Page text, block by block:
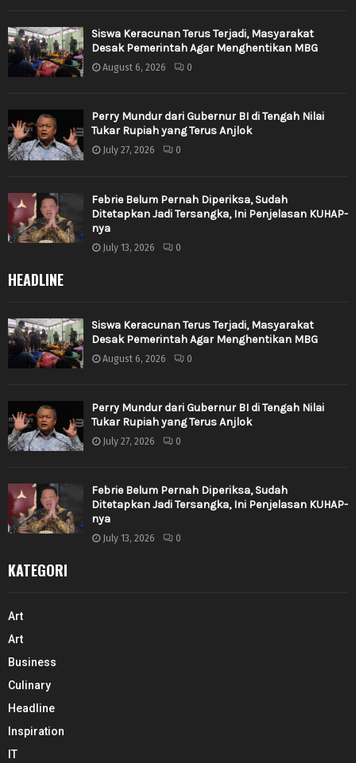
Siswa Keracunan Terus Terjadi, Masyarakat
Desak Pemerintah Agar Menghentikan MBG
August 6, 2026 0
Perry Mundur dari Gubernur BI di Tengah Nilai
Tukar Rupiah yang Terus Anjlok
July 27, 2026 0
Febrie Belum Pernah Diperiksa, Sudah
Ditetapkan Jadi Tersangka, Ini Penjelasan KUHAP-
nya
July 13, 2026 0
HEADLINE
Siswa Keracunan Terus Terjadi, Masyarakat
Desak Pemerintah Agar Menghentikan MBG
August 6, 2026 0
Perry Mundur dari Gubernur BI di Tengah Nilai
Tukar Rupiah yang Terus Anjlok
July 27, 2026 0
Febrie Belum Pernah Diperiksa, Sudah
Ditetapkan Jadi Tersangka, Ini Penjelasan KUHAP-
nya
July 13, 2026 0
KATEGORI
Art
Art
Business
Culinary
Headline
Inspiration
IT